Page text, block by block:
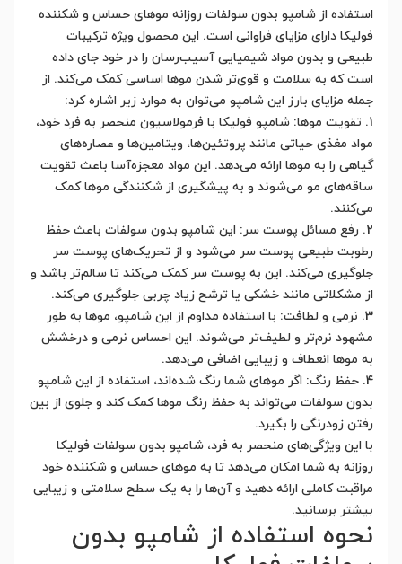
استفاده از شامپو بدون سولفات روزانه موهای حساس و شکننده
فولیکا دارای مزایای فراوانی است. این محصول ویژه ترکیبات
طبیعی و بدون مواد شیمیایی آسیب‌رسان را در خود جای داده
است که به سلامت و قوی‌تر شدن موها اساسی کمک می‌کند. از
جمله مزایای بارز این شامپو می‌توان به موارد زیر اشاره کرد:
1. تقویت موها: شامپو فولیکا با فرمولاسیون منحصر به فرد خود،
مواد مغذی حیاتی مانند پروتئین‌ها، ویتامین‌ها و عصاره‌های
گیاهی را به موها ارائه می‌دهد. این مواد معجزه‌آسا باعث تقویت
ساقه‌های مو می‌شوند و به پیشگیری از شکنندگی موها کمک
می‌کنند.
2. رفع مسائل پوست سر: این شامپو بدون سولفات باعث حفظ
رطوبت طبیعی پوست سر می‌شود و از تحریک‌های پوست سر
جلوگیری می‌کند. این به پوست سر کمک می‌کند تا سالم‌تر باشد و
از مشکلاتی مانند خشکی یا ترشح زیاد چربی جلوگیری می‌کند.
3. نرمی و لطافت: با استفاده مداوم از این شامپو، موها به طور
مشهود نرم‌تر و لطیف‌تر می‌شوند. این احساس نرمی و درخشش
به موها انعطاف و زیبایی اضافی می‌دهد.
4. حفظ رنگ: اگر موهای شما رنگ شده‌اند، استفاده از این شامپو
بدون سولفات می‌تواند به حفظ رنگ موها کمک کند و جلوی از بین
رفتن زودرنگی را بگیرد.
با این ویژگی‌های منحصر به فرد، شامپو بدون سولفات فولیکا
روزانه به شما امکان می‌دهد تا به موهای حساس و شکننده خود
مراقبت کاملی ارائه دهید و آن‌ها را به یک سطح سلامتی و زیبایی
بیشتر برسانید.
نحوه استفاده از شامپو بدون